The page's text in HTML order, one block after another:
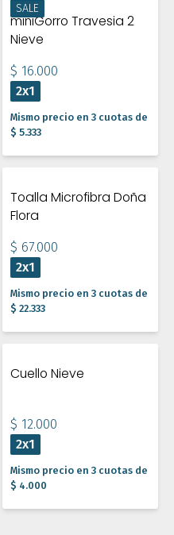
SALE
miniGorro Travesia 2
Nieve
$ 16.000
2x1
Mismo precio en 3 cuotas de
$ 5.333
Toalla Microfibra Doña
Flora
$ 67.000
2x1
Mismo precio en 3 cuotas de
$ 22.333
Cuello Nieve
$ 12.000
2x1
Mismo precio en 3 cuotas de
$ 4.000